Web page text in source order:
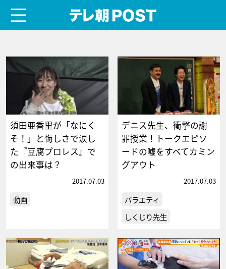
須田亜香里が「なにく
そ！」と悔しさで涙し
た『豆腐プロレス』で
の出来事は？
2017.07.03
動画
デニス先生、衝撃の謝
罪授業！トークエピソ
ードの嘘をすべてカミン
グアウト
2017.07.03
バラエティ
しくじり先生